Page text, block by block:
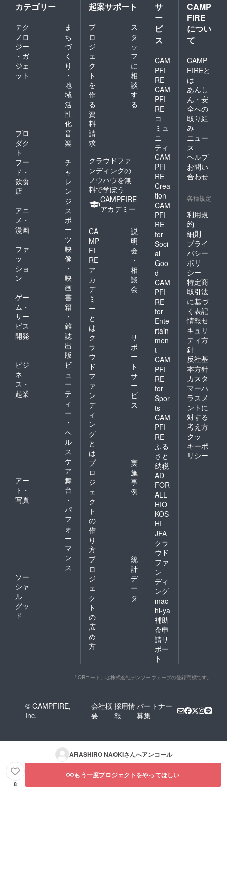
カテゴリー
テク
ノロ
ジー
・ガ
ジェ
ット
ま
ち
づ
く
り
・
地
域
活
性
化
プロ
ダク
ト
音
楽
フー
ド・
飲食
店
チ
ャ
レ
ン
ジ
アニ
メ・
漫画
ス
ポ
ー
ツ
ファ
ッ
ショ
ン
映
像
・
映
画
ゲー
ム・
サー
ビス
開発
書
籍
・
雑
誌
出
版
ビジ
ネ
ス・
起業
ビ
ュ
ー
テ
ィ
ー
・
ヘ
ル
ス
ケ
ア
アー
ト・
写真
舞
台
・
パ
フ
ォ
ー
マ
ン
ス
ソー
シャ
ル
グッ
ド
起案サポート
プ
ロ
ジ
ェ
ク
ト
を
作
る
ス
タ
ッ
フ
に
相
談
す
る
資
料
請
求
クラウドファ
ンディングの
ノウハウを無
料で学ぼう
CAMPFIRE
アカデミー
CA
MP
FI
RE
ア
カ
デ
ミ
ー
と
は
説
明
会
・
相
談
会
ク
ラ
ウ
ド
フ
ァ
ン
デ
ィ
ン
グ
と
は
サ
ポ
ー
ト
サ
ー
ビ
ス
プ
ロ
ジ
ェ
ク
ト
の
作
り
方
実
施
事
例
プ
ロ
ジ
ェ
ク
ト
の
広
め
方
統
計
デ
ー
タ
サ
ー
ビ
ス
CAM
PFI
RE
CAM
PFI
RE
コ
ミュ
ニ
ティ
CAM
PFI
RE
Crea
tion
CAM
PFI
RE
for
Soci
al
Goo
d
CAM
PFI
RE
for
Ente
rtain
men
t
CAM
PFI
RE
for
Spor
ts
CAM
PFI
RE
ふる
さと
納税
AD
FOR
ALL
HIO
KOS
HI
JFA
クラ
ウド
ファ
ン
ディ
ング
mac
hi-ya
補助
金申
請サ
ポー
ト
CAMP
FIRE
につい
て
CAMP
FIREと
は
あんし
ん・安
全への
取り組
み
ニュー
ス
ヘルプ
お問い
合わせ
各種規定
利用規
約
細則
プライ
バシー
ポリ
シー
特定商
取引法
に基づ
く表記
情報セ
キュリ
ティ方
針
反社基
本方針
カスタ
マーハ
ラスメ
ントに
対する
考え方
クッ
キーポ
リシー
「QRコード」は株式会社デンソーウェーブの登録商標です。
© CAMPFIRE,
Inc.
会社概
要
採用情
報
パートナー
募集
ARASHIRO NAOKIさんへアンコール
8
もう一度プロジェクトをやってほしい